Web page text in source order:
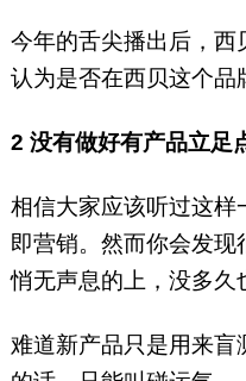
今年的舌尖播出后，西
认为是否在西贝这个品
2 没有做好有产品立足
相信大家应该听过这样
即营销。然而你会发
悄无声息的上，没多久
难道新产品只是用来盲